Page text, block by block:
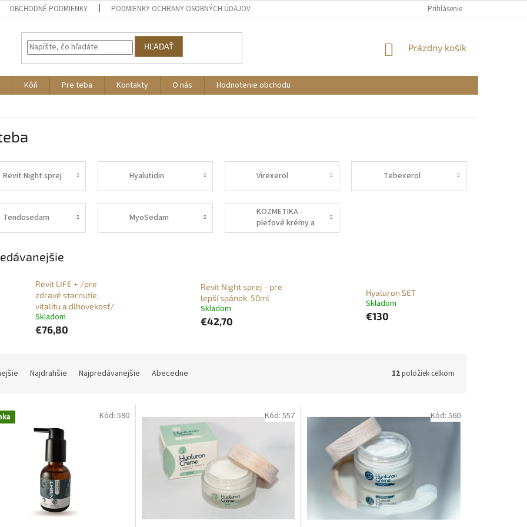
OBCHODNÉ PODMIENKY PODMIENKY OCHRANY OSOBNÝCH ÚDAJOV Prihlásenie
HĽADAŤ
NÁKUPNÝ
Prázdny košík
Kôň Pre teba Kontakty O nás
Hodnotenie obchodu
Revit Night sprej Hyalutidin Virexerol Tebexerol
Tendosedam MyoSedam
KOZMETIKA -
pleťové krémy a
séra
Revit LIFE + /pre
zdravé starnutie,
vitalitu a dlhovekosť/
Skladom
€76,80
Revit Night sprej - pre
lepší spánok, 50ml
Skladom
€42,70
Hyaluron SET
Skladom
€130
Najdrahšie Najpredávanejšie Abecedne 12položiek celkom
Kód: 590 Kód: 557 Kód: 560